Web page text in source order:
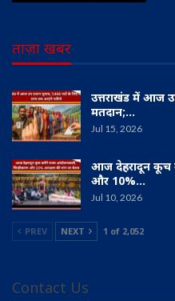
ताज़ा खबर
उत्तराखंड में आज
मतदान;…
Jul 15, 2026
आज देहरादून कूच
और 10%…
Jul 10, 2026
PREV NEXT 1 of 2,052
Contact Us